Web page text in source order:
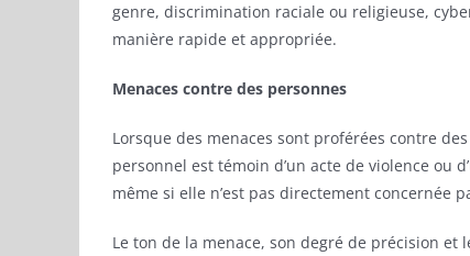
genre, discrimination raciale ou religieuse,
manière rapide et appropriée.
Menaces contre des personnes
Lorsque des menaces sont proférées contre
personnel est témoin d’un acte de violence ou
même si elle n’est pas directement concernée
Le ton de la menace, son degré de précision et